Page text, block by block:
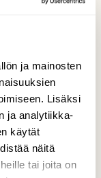
ja mainosten
Lisäksi
ja analytiikka-
käytät
näitä
tai joita on